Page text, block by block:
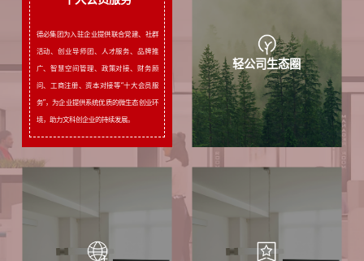
十大会员服务
德必集团为入驻企业提供联合党建、社群
活动、创业导师团、人才服务、品牌推
广、智慧空间管理、政策对接、财务顾
问、工商注册、资本对接等“十大会员服
务”，为企业提供系统优质的微生态创业环
境，助力文科创企业的持续发展。
轻公司生态圈